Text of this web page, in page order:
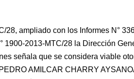
28, ampliado con los Informes N°
1900-2013-MTC/28 la Dirección
señala que se considera viable
AMILCAR CHARRY